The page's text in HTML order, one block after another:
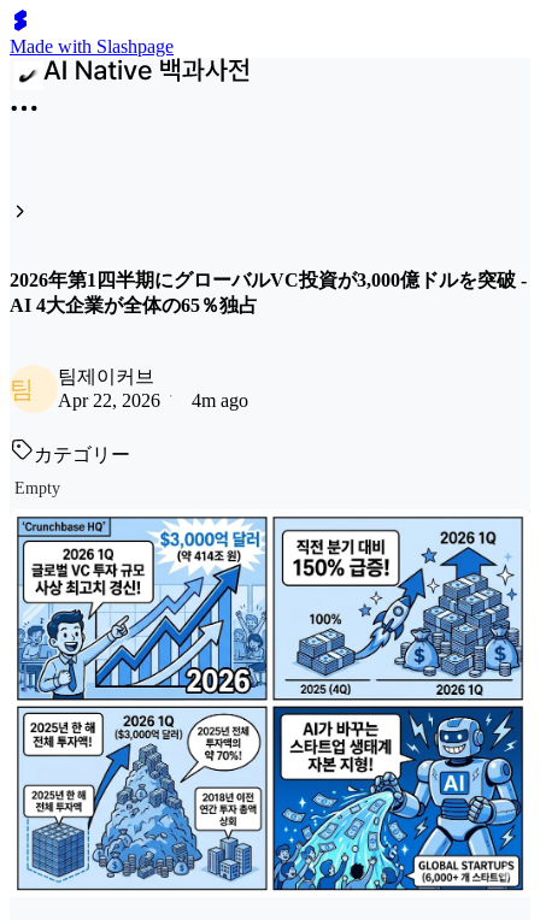
Made with Slashpage
2026年第1四半期にグローバルVC投資が3,000億ドルを突破 -
AI 4大企業が全体の65％独占
팀
팀제이커브
Apr 22, 2026
4m ago
カテゴリー
Empty